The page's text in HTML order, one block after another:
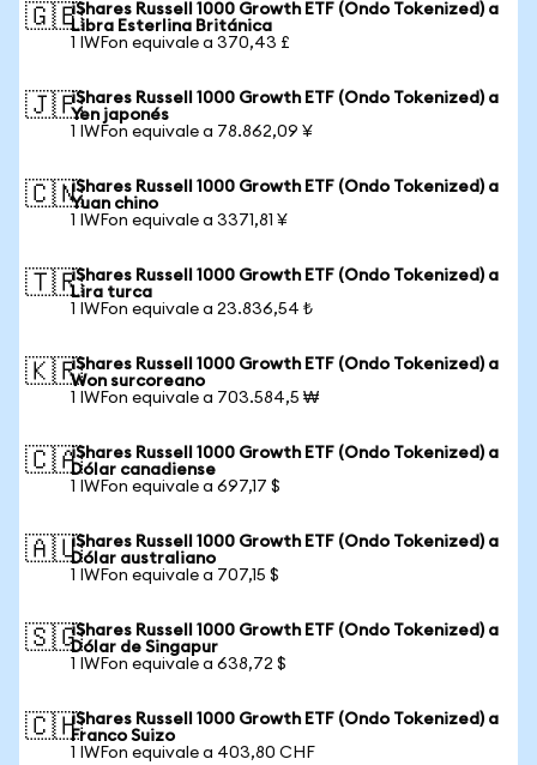
🇬🇧iShares Russell 1000 Growth ETF (Ondo Tokenized) a
Libra Esterlina Británica
1 IWFon equivale a 370,43 £
🇯🇵iShares Russell 1000 Growth ETF (Ondo Tokenized) a
Yen japonés
1 IWFon equivale a 78.862,09 ¥
🇨🇳iShares Russell 1000 Growth ETF (Ondo Tokenized) a
Yuan chino
1 IWFon equivale a 3371,81 ¥
🇹🇷iShares Russell 1000 Growth ETF (Ondo Tokenized) a
Lira turca
1 IWFon equivale a 23.836,54 ₺
🇰🇷iShares Russell 1000 Growth ETF (Ondo Tokenized) a
Won surcoreano
1 IWFon equivale a 703.584,5 ₩
🇨🇦iShares Russell 1000 Growth ETF (Ondo Tokenized) a
Dólar canadiense
1 IWFon equivale a 697,17 $
🇦🇺iShares Russell 1000 Growth ETF (Ondo Tokenized) a
Dólar australiano
1 IWFon equivale a 707,15 $
🇸🇬iShares Russell 1000 Growth ETF (Ondo Tokenized) a
Dólar de Singapur
1 IWFon equivale a 638,72 $
🇨🇭iShares Russell 1000 Growth ETF (Ondo Tokenized) a
Franco Suizo
1 IWFon equivale a 403,80 CHF